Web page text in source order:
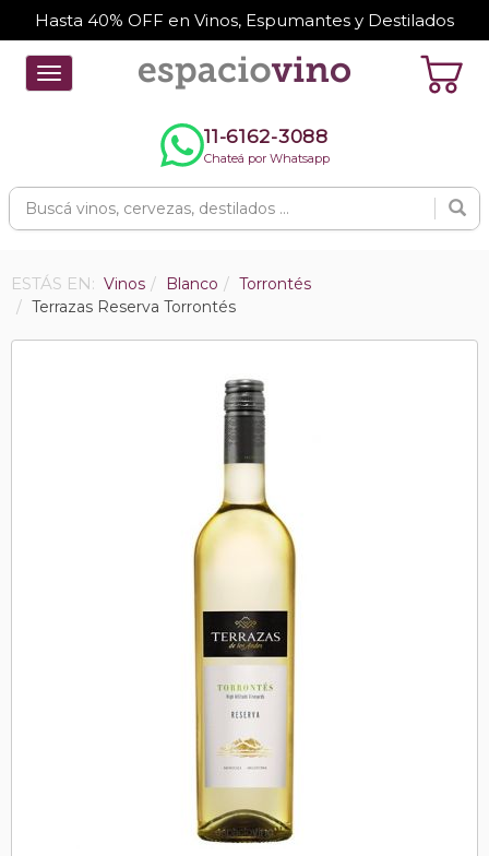
Hasta 40% OFF en Vinos, Espumantes y Destilados
Toggle
navigation
11-6162-3088
Chateá por Whatsapp
ESTÁS EN: Vinos Blanco
Torrontés
Terrazas Reserva Torrontés